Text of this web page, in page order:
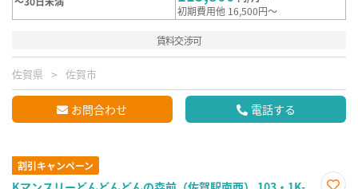
初期費用他 16,500円～
賃料交渉可
佐賀県 佐賀市
お問合わせ 電話する
割引キャンペーン